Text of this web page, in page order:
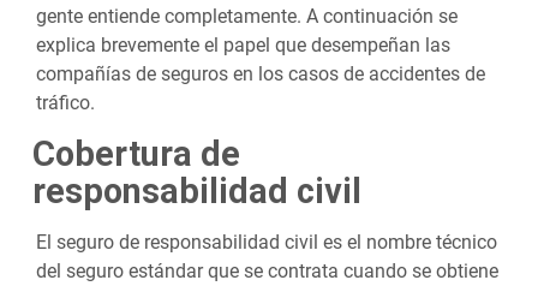
gente entiende completamente. A continuación se
explica brevemente el papel que desempeñan las
compañías de seguros en los casos de accidentes de
tráfico.
Cobertura de
responsabilidad civil
El seguro de responsabilidad civil es el nombre técnico
del seguro estándar que se contrata cuando se obtiene